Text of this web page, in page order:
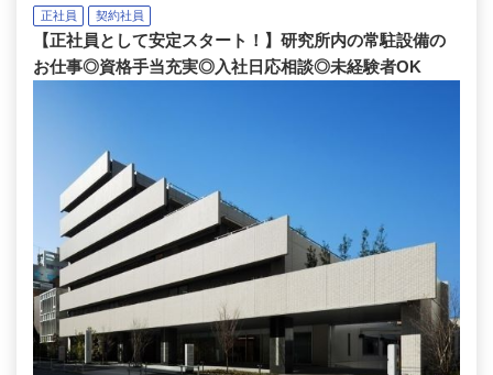
正社員 契約社員
【正社員として安定スタート！】研究所内の常駐設備の
お仕事◎資格手当充実◎入社日応相談◎未経験者OK